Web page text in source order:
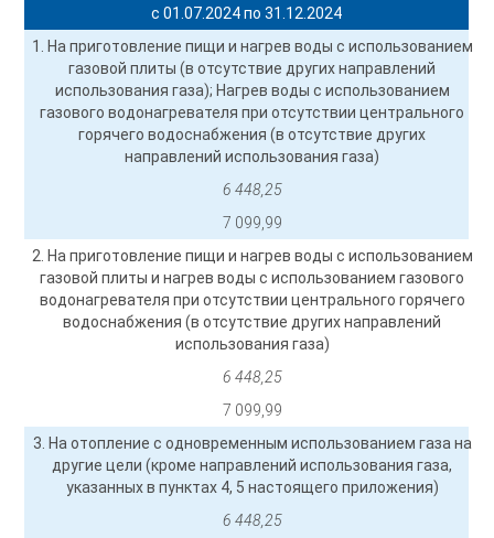
с 01.07.2024 по 31.12.2024
1. На приготовление пищи и нагрев воды с использованием
газовой плиты (в отсутствие других направлений
использования газа); Нагрев воды с использованием
газового водонагревателя при отсутствии центрального
горячего водоснабжения (в отсутствие других
направлений использования газа)
6 448,25
7 099,99
2. На приготовление пищи и нагрев воды с использованием
газовой плиты и нагрев воды с использованием газового
водонагревателя при отсутствии центрального горячего
водоснабжения (в отсутствие других направлений
использования газа)
6 448,25
7 099,99
3. На отопление с одновременным использованием газа на
другие цели (кроме направлений использования газа,
указанных в пунктах 4, 5 настоящего приложения)
6 448,25